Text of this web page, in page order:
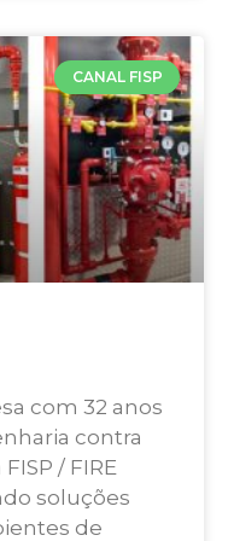
CANAL FISP
com 32 anos
contra
/ FIRE
soluções
de